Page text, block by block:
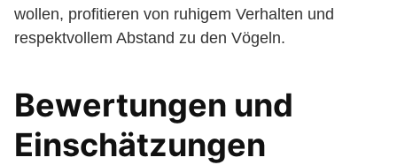
wollen, profitieren von ruhigem Verhalten und
respektvollem Abstand zu den Vögeln.
Bewertungen und
Einschätzungen